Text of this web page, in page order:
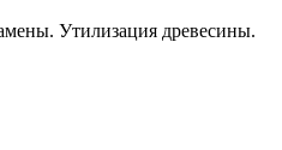
Утилизация древесины.